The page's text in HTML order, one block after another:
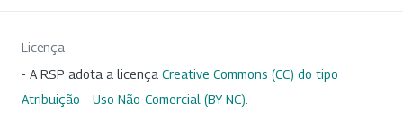
Licença
- A RSP adota a licença Creative Commons (CC) do tipo
Atribuição – Uso Não-Comercial (BY-NC)